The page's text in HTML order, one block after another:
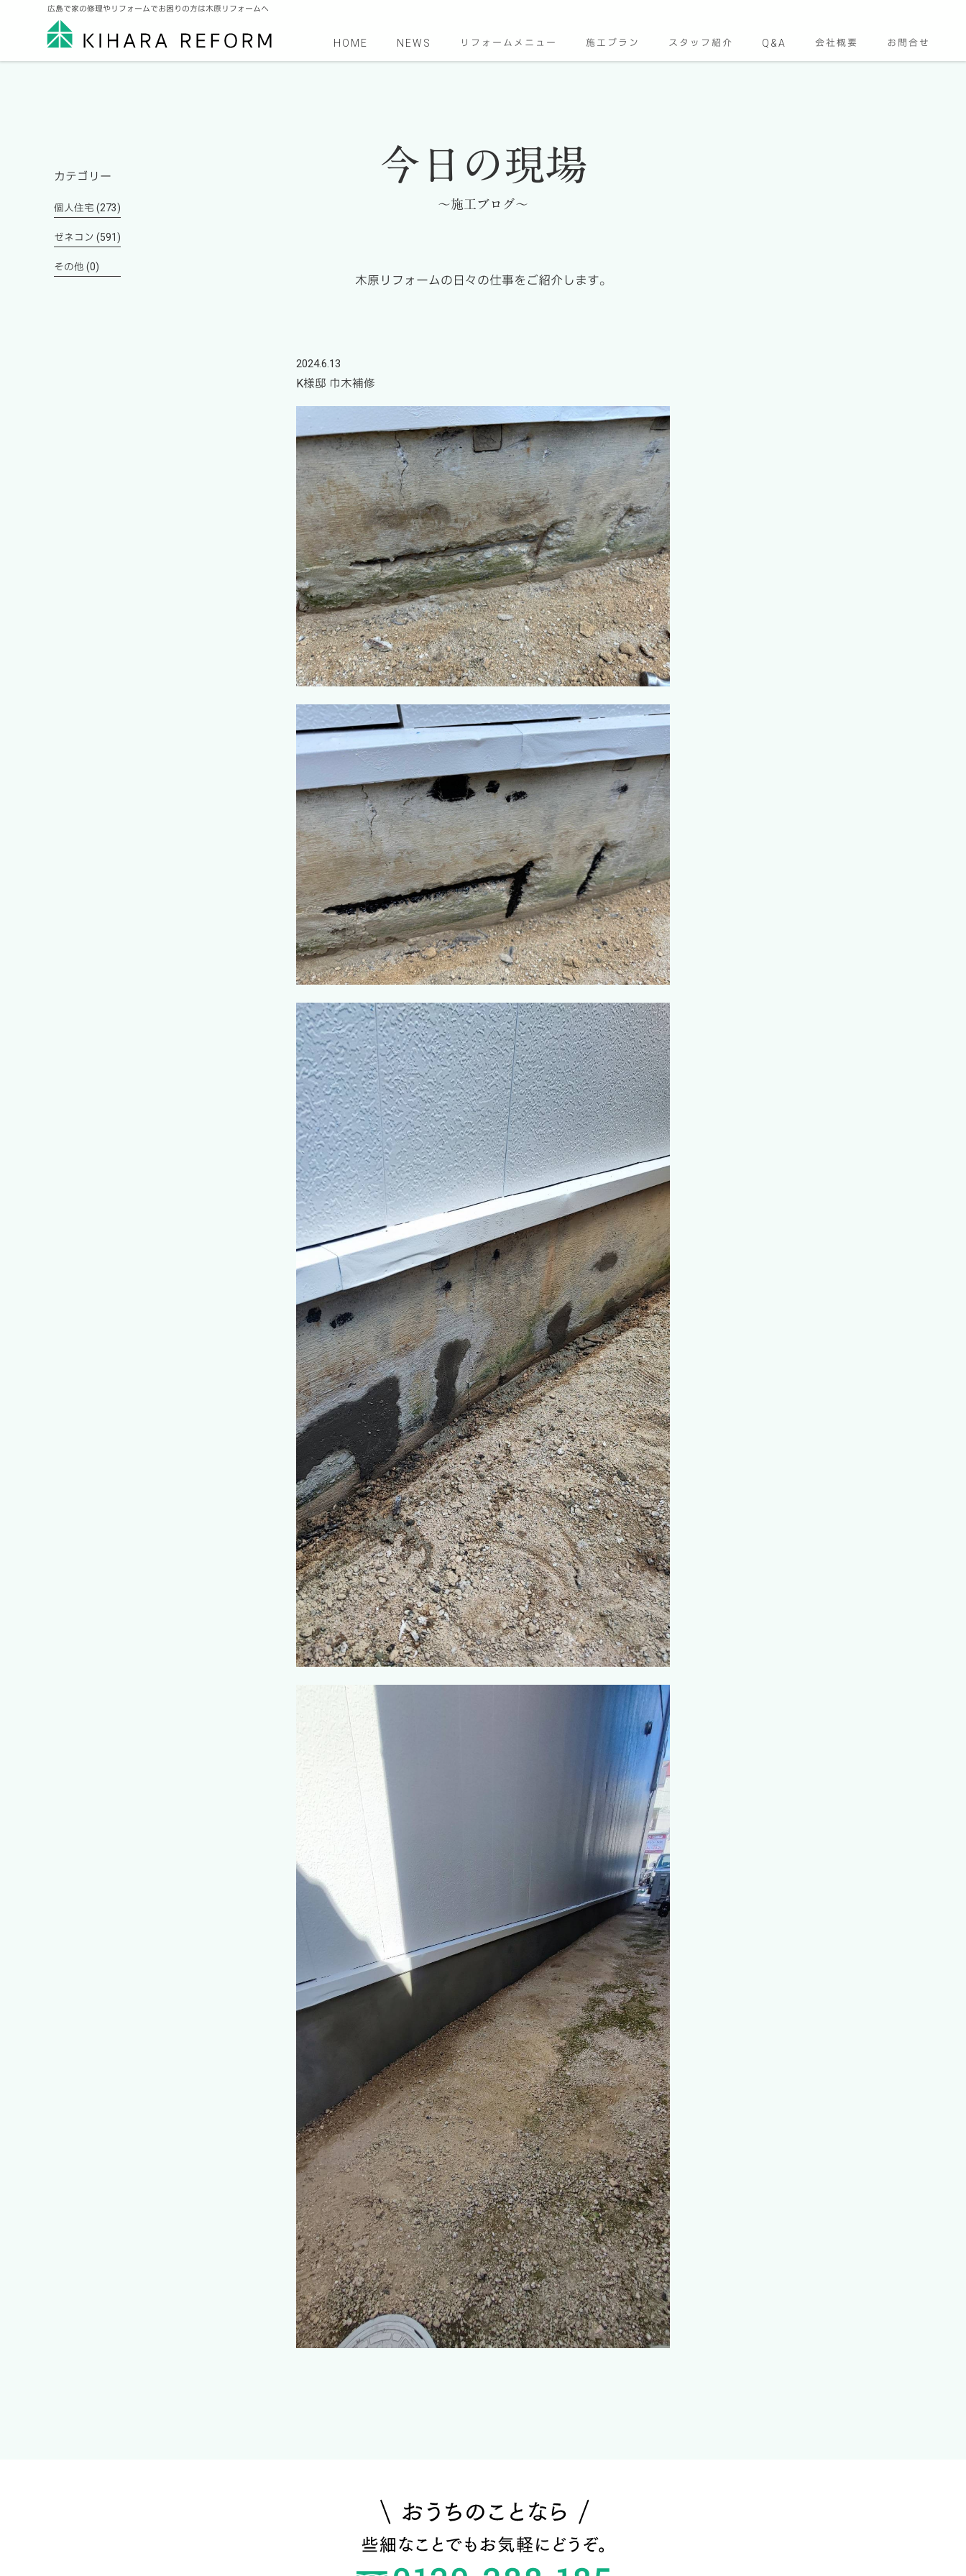
広島で家の修理やリフォームでお困りの方は木原リフォームへ
HOME NEWS リフォームメニュー 施工プラン スタッフ紹介 Q&A 会社概要 お問合せ
今日の現場
～施工ブログ～
木原リフォームの日々の仕事をご紹介します。
2024.6.13
K様邸 巾木補修
カテゴリー
個人住宅 (273)
ゼネコン (591)
その他 (0)